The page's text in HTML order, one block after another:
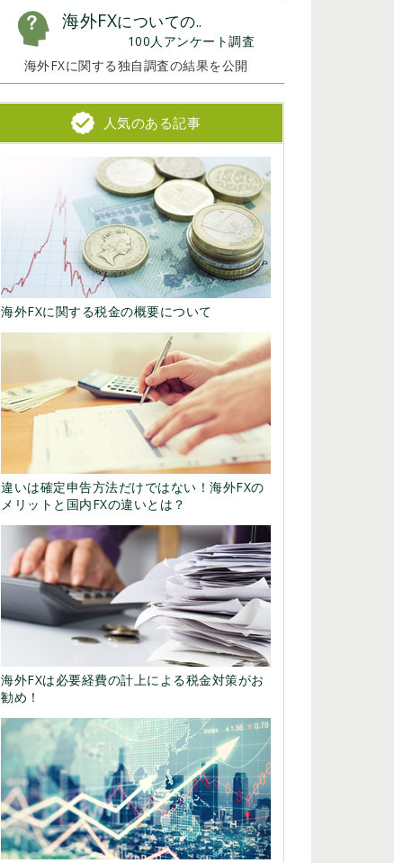
海外FXについての..
100人アンケート調査
海外FXに関する独自調査の結果を公開
人気のある記事
海外FXに関する税金の概要について
違いは確定申告方法だけではない！海外FXの
メリットと国内FXの違いとは？
海外FXは必要経費の計上による税金対策がお
勧め！